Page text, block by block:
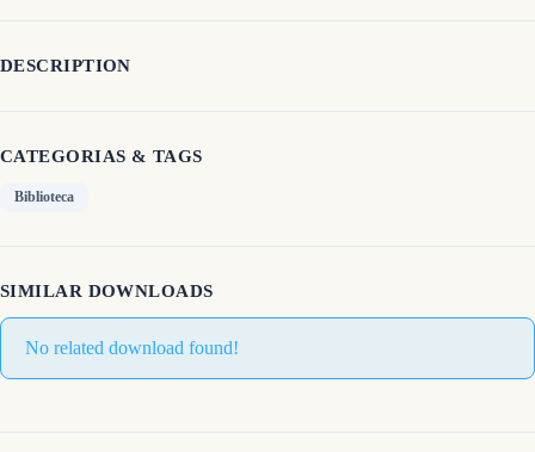
DESCRIPTION
CATEGORIAS & TAGS
Biblioteca
SIMILAR DOWNLOADS
No related download found!